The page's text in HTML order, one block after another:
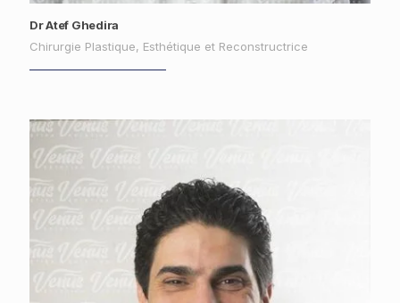
Dr Atef Ghedira
Chirurgie Plastique, Esthétique et Reconstructrice